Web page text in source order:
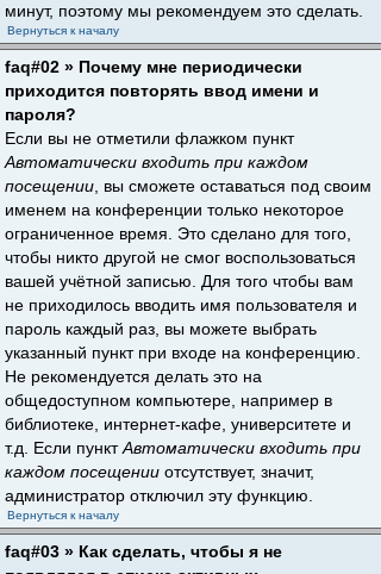
минут, поэтому мы рекомендуем это сделать.
Вернуться к началу
faq#02 » Почему мне периодически
приходится повторять ввод имени и
пароля?
Если вы не отметили флажком пункт
Автоматически входить при каждом
посещении , вы сможете оставаться под своим
именем на конференции только некоторое
ограниченное время. Это сделано для того,
чтобы никто другой не смог воспользоваться
вашей учётной записью. Для того чтобы вам
не приходилось вводить имя пользователя и
пароль каждый раз, вы можете выбрать
указанный пункт при входе на конференцию.
Не рекомендуется делать это на
общедоступном компьютере, например в
библиотеке, интернет-кафе, университете и
т.д. Если пунктАвтоматически входить при
каждом посещении отсутствует, значит,
администратор отключил эту функцию.
Вернуться к началу
faq#03 » Как сделать, чтобы я не